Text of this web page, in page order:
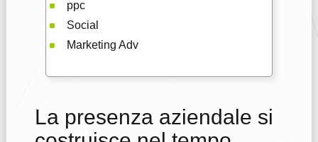
ppc
Social
Marketing Adv
La presenza aziendale si